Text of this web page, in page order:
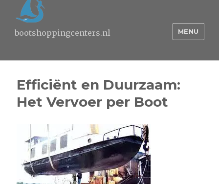
bootshoppingcenters.nl MENU
Efficiënt en Duurzaam:
Het Vervoer per Boot